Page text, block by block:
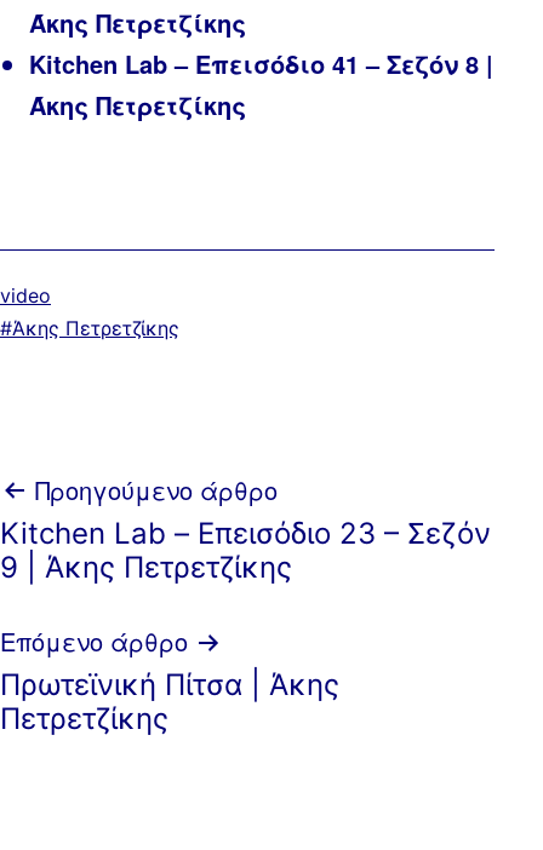
Άκης Πετρετζίκης
Kitchen Lab – Επεισόδιο 41 – Σεζόν 8 |
Άκης Πετρετζίκης
Κατηγοριοποιημένα
ως
video
ΜεΆκης Πετρετζίκης
Πλοήγηση
άρθρων
Προηγούμενο άρθρο
Kitchen Lab – Επεισόδιο 23 – Σεζόν
9 | Άκης Πετρετζίκης
Επόμενο άρθρο
Πρωτεϊνική Πίτσα | Άκης
Πετρετζίκης